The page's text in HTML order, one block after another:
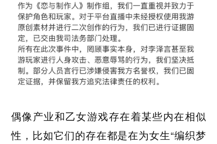
偶像产业和乙女游戏存在着某些内在相似
性，比如它们的存在都是在为女生“编织梦